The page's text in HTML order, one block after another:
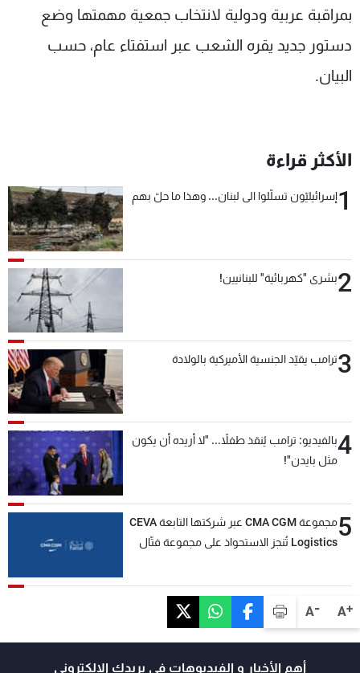
A+
A-
بمراقبة عربية ودولية لانتخاب جمعية مهمتها وضع
دستور جديد يقره الشعب عبر استفتاء عام، حسب
البيان.
الأكثر قراءة
1إسرائيليّون تسلّلوا الى لبنان... وهذا ما حلّ بهم
2بشرى "كهربائية" للبنانيين!
3ترامب يقيّد الجنسية الأميركية بالولادة
4بالفيديو: ترامب يُنقذ طفلاً... "لا أريده أن يكون
مثل بايدن"!
5
مجموعة CMA CGM عبر شركتها التابعة CEVA
Logistics تُنجز الاستحواذ على مجموعة فتّال
أهم الأخبار و الفيديوهات في بريدك الالكتروني